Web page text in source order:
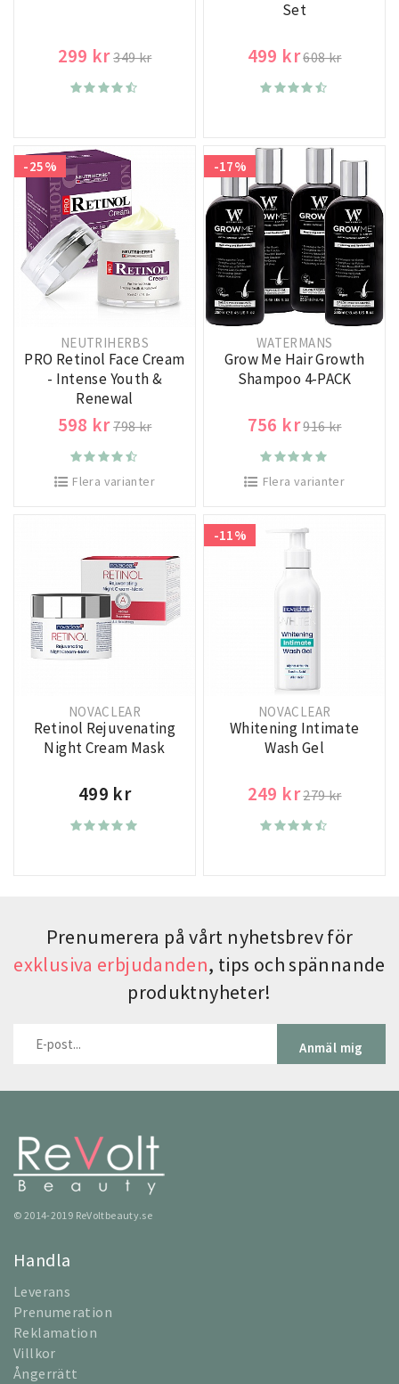
299 kr349 kr
Set
499 kr608 kr
-25%
NEUTRIHERBS
PRO Retinol Face Cream
- Intense Youth &
Renewal
598 kr798 kr
Flera varianter
-17%
WATERMANS
Grow Me Hair Growth
Shampoo 4-PACK
756 kr916 kr
Flera varianter
NOVACLEAR
Retinol Rejuvenating
Night Cream Mask
499 kr
-11%
NOVACLEAR
Whitening Intimate
Wash Gel
249 kr279 kr
Prenumerera på vårt nyhetsbrev för
exklusiva erbjudanden, tips och spännande
produktnyheter!
Anmäl mig
© 2014-2019 ReVoltbeauty.se
Handla
Leverans
Prenumeration
Reklamation
Villkor
Ångerrätt